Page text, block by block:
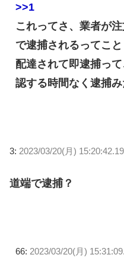
>>1
これってさ、業者が
で逮捕されるってこと
配達されて即逮捕っ
認する時間なく逮捕み
3: 2023/03/20(月) 15:20:42.19
道端で逮捕？
66: 2023/03/20(月)